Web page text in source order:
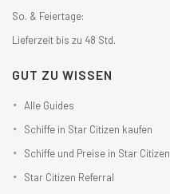
So. & Feiertage:
Lieferzeit bis zu 48 Std.
GUT ZU WISSEN
Alle Guides
Schiffe in Star Citizen kaufen
Schiffe und Preise in Star Citizen
Star Citizen Referral